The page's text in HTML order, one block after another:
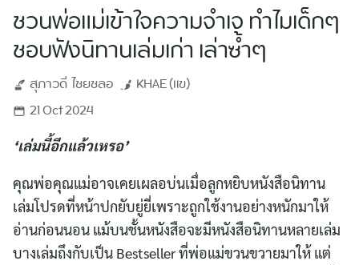
ชวนพ่อแม่เข้าใจความจำเจ ทำไมเด็กๆ
ชอบฟังนิทานเล่มเก่า เล่าซ้ำๆ
สุภาวดีไชยชลอ
KHAE (แข)
21 Oct 2024
‘เล่มนี้อีกแล้วเหรอ’
คุณพ่อคุณแม่อาจเคยเผลอบ่นเมื่อลูกหยิบหนังสือนิทาน
เล่มโปรดที่หน้าปกยับยู่ยี่เพราะถูกใช้งานอย่างหนักมาให้
อ่านก่อนนอน แม้บนชั้นหนังสือจะมีหนังสือนิทานหลายเล่ม
บางเล่มถึงกับเป็น Bestseller ที่พ่อแม่ขวนขวายมาให้ แต่